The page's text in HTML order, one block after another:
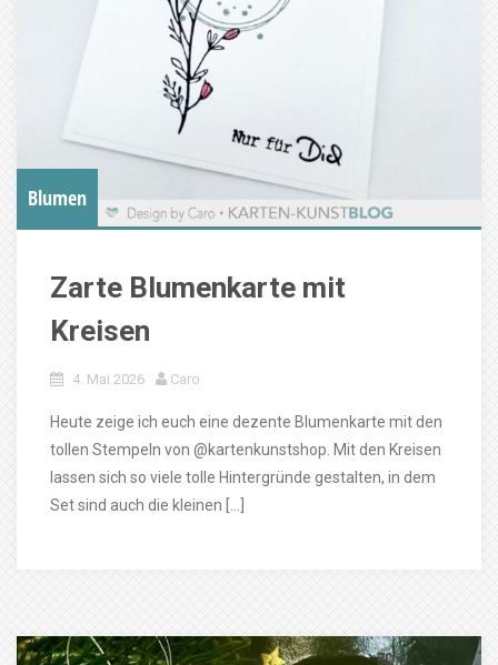
Blumen
Zarte Blumenkarte mit
Kreisen
4. Mai 2026 Caro
Heute zeige ich euch eine dezente Blumenkarte mit den
tollen Stempeln von @kartenkunstshop. Mit den Kreisen
lassen sich so viele tolle Hintergründe gestalten, in dem
Set sind auch die kleinen […]